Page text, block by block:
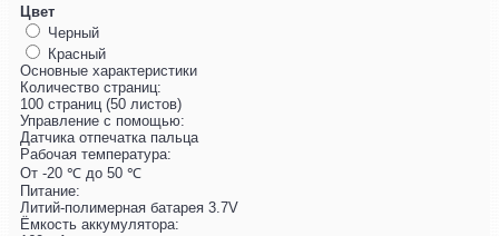
Цвет
Черный
Красный
Основные характеристики
Количество страниц:
100 страниц (50 листов)
Управление с помощью:
Датчика отпечатка пальца
Рабочая температура:
От -20 ℃ до 50 ℃
Питание:
Литий-полимерная батарея 3.7V
Ёмкость аккумулятора: